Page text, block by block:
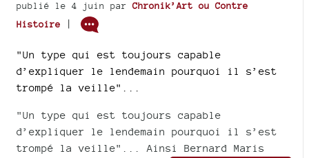
publié le 4 juin parChronik’Art ou Contre
Histoire
|
"Un type qui est toujours capable
d’expliquer le lendemain pourquoi il s’est
trompé la veille"...
"Un type qui est toujours capable
d’expliquer le lendemain pourquoi il s’est
trompé la veille"... Ainsi Bernard Maris